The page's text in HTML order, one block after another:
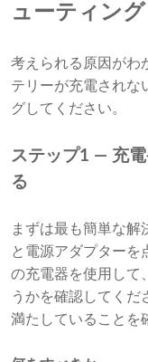
ューティング
考えられる原因がわ
テリーが充電されな
グしてください。
ステップ1 — 充
る
まずは最も簡単な解
と電源アダプターを
の充電器を使用して
うかを確認してくだ
満たしていることを